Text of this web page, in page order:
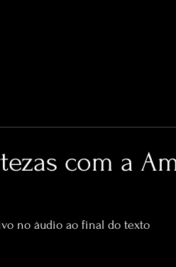
com a
no àudio ao final do texto